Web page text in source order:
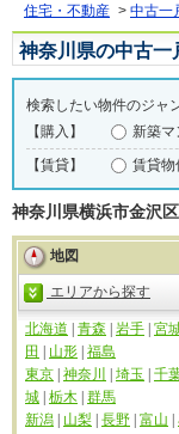
住宅・不動産 > 中古一
神奈川県の中古一
検索したい物件のジャ
【購入】
新築マ
【賃貸】
賃貸物
神奈川県横浜市金沢
地図
エリアから探す
北海道 青森 岩手 宮
田
山形 福島
東京 神奈川 埼玉 千
城 栃木 群馬
新潟
山梨 長野 富山